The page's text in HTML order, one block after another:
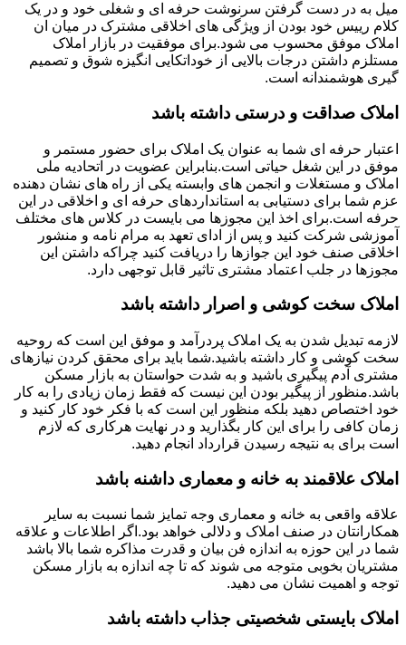
میل به در دست گرفتن سرنوشت حرفه ای و شغلی خود و در یک
کلام رییس خود بودن از ویژگی های اخلاقی مشترک در میان ان
املاک موفق محسوب می شود.برای موفقیت در بازار املاک
مستلزم داشتن درجات بالایی از خوداتکایی انگیزه شوق و تصمیم
گیری هوشمندانه است.
املاک صداقت و درستی داشته باشد
اعتبار حرفه ای شما به عنوان یک املاک برای حضور مستمر و
موفق در این شغل حیاتی است.بنابراین عضویت در اتحادیه ملی
املاک و مستغلات و انجمن های وابسته یکی از راه های نشان دهنده
عزم شما برای دستیابی به استانداردهای حرفه ای و اخلاقی در این
حرفه است.برای اخذ این مجوزها می بایست در کلاس های مختلف
آموزشی شرکت کنید و پس از ادای تعهد به مرام نامه و منشور
اخلاقی صنف خود این جوازها را دریافت کنید چراکه داشتن این
مجوزها در جلب اعتماد مشتری تاثیر قابل توجهی دارد.
املاک سخت کوشی و اصرار داشته باشد
لازمه تبدیل شدن به یک املاک پردرآمد و موفق این است که روحیه
سخت کوشی و کار داشته باشید.شما باید برای محقق کردن نیازهای
مشتری آدم پیگیری باشید و به شدت حواستان به بازار مسکن
باشد.منظور از پیگیر بودن این نیست که فقط زمان زیادی را به کار
خود اختصاص دهید بلکه منظور این است که با فکر خود کار کنید و
زمان کافی را برای این کار بگذارید و در نهایت هرکاری که لازم
است برای به نتیجه رسیدن قرارداد انجام دهید.
املاک علاقمند به خانه و معماری داشنه باشد
علاقه واقعی به خانه و معماری وجه تمایز شما نسبت به سایر
همکارانتان در صنف املاک و دلالی خواهد بود.اگر اطلاعات و علاقه
شما در این حوزه به اندازه فن بیان و قدرت مذاکره شما بالا باشد
مشتریان بخوبی متوجه می شوند که تا چه اندازه به بازار مسکن
توجه و اهمیت نشان می دهید.
املاک بایستی شخصیتی جذاب داشته باشد